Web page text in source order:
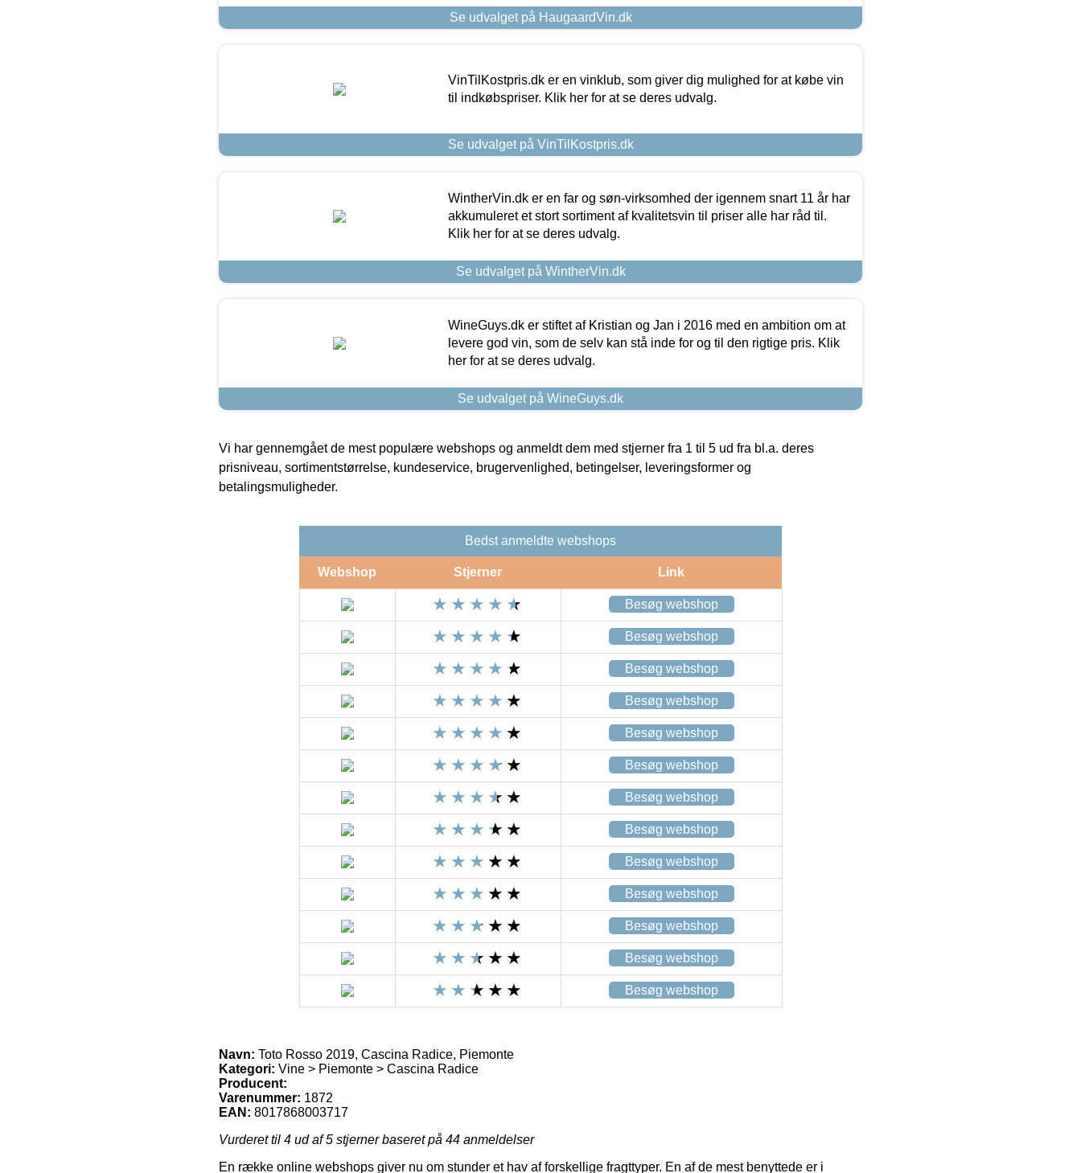
Se udvalget på HaugaardVin.dk
VinTilKostpris.dk er en vinklub, som giver dig mulighed for at købe vin
til indkøbspriser. Klik her for at se deres udvalg.
Se udvalget på VinTilKostpris.dk
WintherVin.dk er en far og søn-virksomhed der igennem snart 11 år har
akkumuleret et stort sortiment af kvalitetsvin til priser alle har råd til.
Klik her for at se deres udvalg.
Se udvalget på WintherVin.dk
WineGuys.dk er stiftet af Kristian og Jan i 2016 med en ambition om at
levere god vin, som de selv kan stå inde for og til den rigtige pris. Klik
her for at se deres udvalg.
Se udvalget på WineGuys.dk
Vi har gennemgået de mest populære webshops og anmeldt dem med stjerner fra 1 til 5 ud fra bl.a. deres
prisniveau, sortimentstørrelse, kundeservice, brugervenlighed, betingelser, leveringsformer og
betalingsmuligheder.
Bedst anmeldte webshops
Webshop Stjerner Link
Besøg webshop
Besøg webshop
Besøg webshop
Besøg webshop
Besøg webshop
Besøg webshop
Besøg webshop
Besøg webshop
Besøg webshop
Besøg webshop
Besøg webshop
Besøg webshop
Besøg webshop
Navn: Toto Rosso 2019, Cascina Radice, Piemonte
Kategori: Vine > Piemonte > Cascina Radice
Producent:
Varenummer: 1872
EAN: 8017868003717
Vurderet til 4 ud af 5 stjerner baseret på 44 anmeldelser
En række online webshops giver nu om stunder et hav af forskellige fragttyper. En af de mest benyttede er i